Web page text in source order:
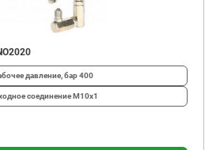
давление, бар400
соединениеM10x1